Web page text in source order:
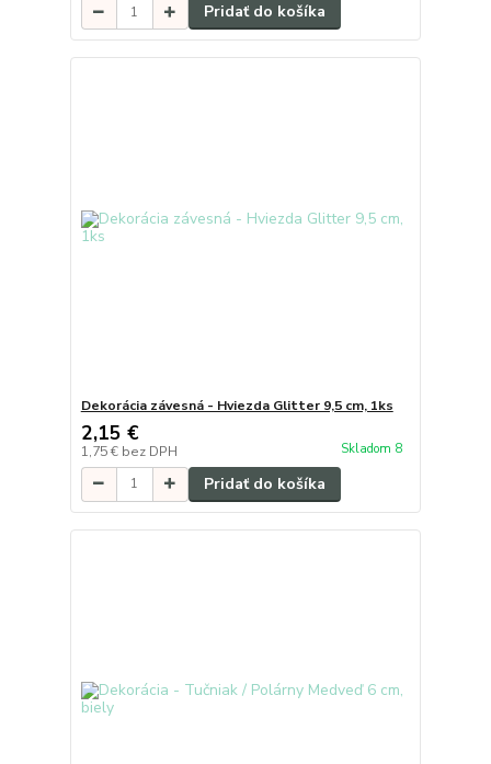
Pridať do košíka
Dekorácia závesná - Hviezda Glitter 9,5 cm, 1ks
2,15 €
1,75 € bez DPH Skladom 8
Pridať do košíka